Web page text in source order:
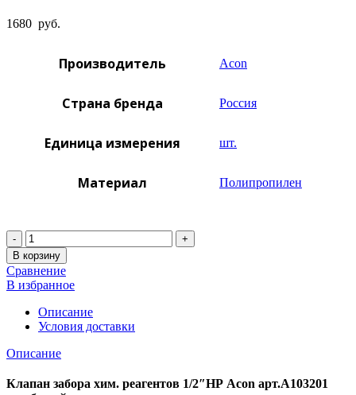
1680 руб.
Производитель Acon
Страна бренда Россия
Единица измерения шт.
Материал Полипропилен
Количество
В корзину
Сравнение
В избранное
Описание
Условия доставки
Описание
Клапан забора хим. реагентов 1/2″НР Acon арт.A103201